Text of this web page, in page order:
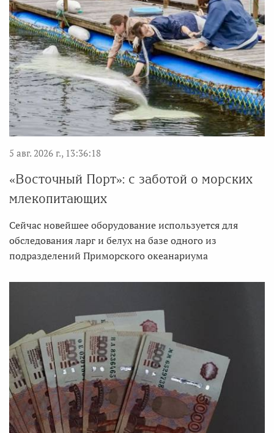
5 авг. 2026 г., 13:36:18
«Восточный Порт»: с заботой о морских
млекопитающих
Сейчас новейшее оборудование используется для
обследования ларг и белух на базе одного из
подразделений Приморского океанариума